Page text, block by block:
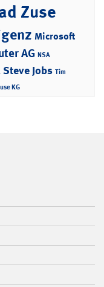
Zuse
Microsoft
AG NSA
Steve Jobs Tim
KG